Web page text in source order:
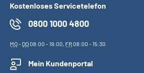
Leichte Sprache
Mein Kundenportal
Kostenloses Servicetelefon
0800 1000 4800
MO- DO08:00 - 19:00, FR08:00 - 15:30
Mein Kundenportal